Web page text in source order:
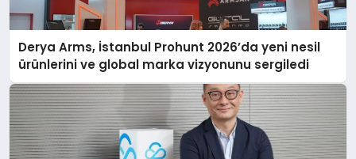
Derya Arms, İstanbul Prohunt 2026’da yeni nesil
ürünlerini ve global marka vizyonunu sergiledi